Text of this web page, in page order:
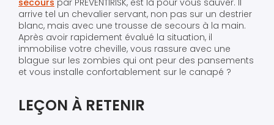
arrive tel un chevalier servant, non pas sur un destrier
blanc, mais avec une trousse de secours à la main.
Après avoir rapidement évalué la situation, il
immobilise votre cheville, vous rassure avec une
blague sur les zombies qui ont peur des pansements
et vous installe confortablement sur le canapé ?
LEÇON À RETENIR